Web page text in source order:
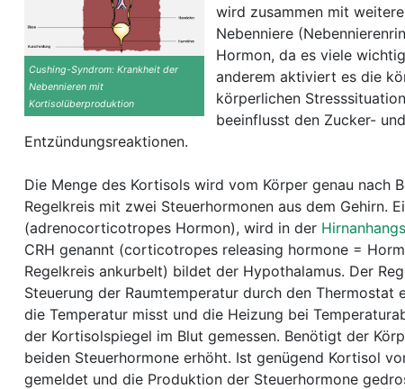
Cushing-Syndrom: Krankheit der
Nebennieren mit
Kortisolüberproduktion
wird zusammen mit
Nebenniere
Hormon, da es viele
anderem aktiviert es die
körperlichen
beeinflusst den Zucker-
Entzündungsreaktionen.
Die Menge des Kortisols wird vom Körper genau nach
Regelkreis mit zwei Steuerhormonen aus dem Gehirn.
(adrenocorticotropes Hormon), wird in der
CRH genannt (corticotropes releasing hormone =
Regelkreis ankurbelt) bildet der Hypothalamus. Der
Steuerung der Raumtemperatur durch den Thermostat
die Temperatur misst und die Heizung bei
der Kortisolspiegel im Blut gemessen. Benötigt der
beiden Steuerhormone erhöht. Ist genügend Kortisol
gemeldet und die Produktion der Steuerhormone